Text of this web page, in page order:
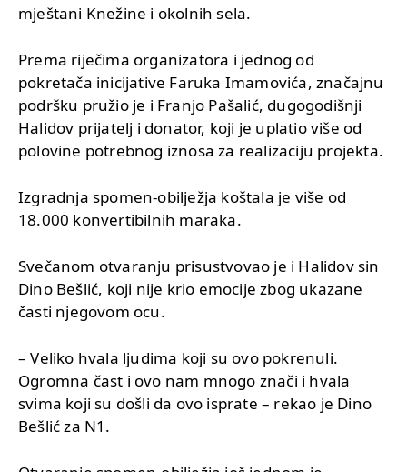
mještani Knežine i okolnih sela.
Prema riječima organizatora i jednog od
pokretača inicijative Faruka Imamovića, značajnu
podršku pružio je i Franjo Pašalić, dugogodišnji
Halidov prijatelj i donator, koji je uplatio više od
polovine potrebnog iznosa za realizaciju projekta.
Izgradnja spomen-obilježja koštala je više od
18.000 konvertibilnih maraka.
Svečanom otvaranju prisustvovao je i Halidov sin
Dino Bešlić, koji nije krio emocije zbog ukazane
časti njegovom ocu.
– Veliko hvala ljudima koji su ovo pokrenuli.
Ogromna čast i ovo nam mnogo znači i hvala
svima koji su došli da ovo isprate – rekao je Dino
Bešlić za N1.